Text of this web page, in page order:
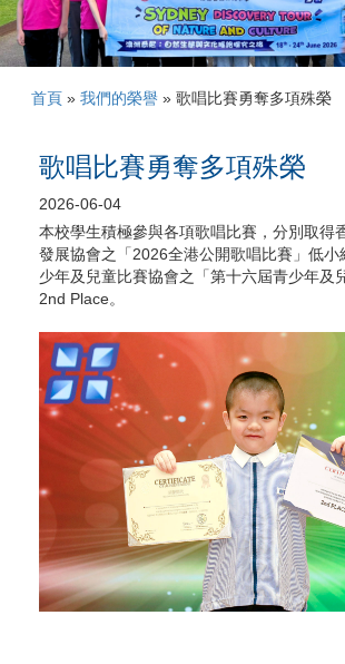
首頁» 我們的榮譽» 歌唱比賽勇奪多項殊榮
歌唱比賽勇奪多項殊榮
2026-06-04
本校學生積極參與各項歌唱比賽，分別取得
發展協會之「2026全港公開歌唱比賽」低小
少年及兒童比賽協會之「第十六屆青少年及
2nd Place。